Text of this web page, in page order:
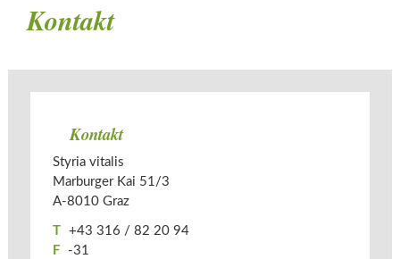
Kontakt
Kontakt
Styria vitalis
Marburger Kai 51/3
A-­8010 Graz
T +43 316 / 82 20 94
F
-31